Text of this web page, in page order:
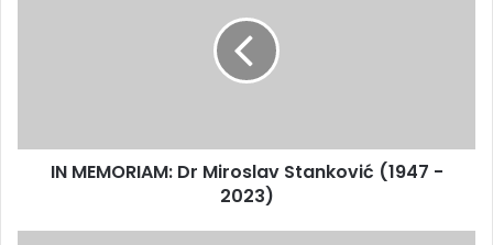
IN MEMORIAM: Dr Miroslav Stanković (1947 -
2023)